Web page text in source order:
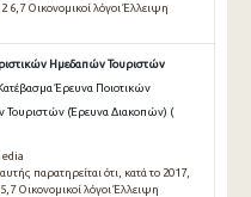
6,7 Oικονομικοί λόγοι Έλλειψη
Ημεδαπών Τουριστών
Έρευνα Ποιοτικών
Τουριστών (Έρευνα Διακοπών) (
αυτής παρατηρείται ότι, κατά το 2017,
Oικονομικοί λόγοι Έλλειψη